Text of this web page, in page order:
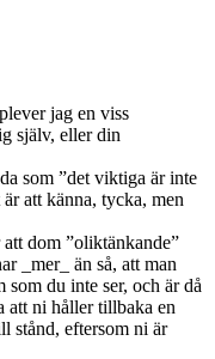
jag en viss
själv, eller din
som ”det viktiga är inte
att känna, tycka, men
dom ”oliktänkande”
_mer_ än så, att man
du inte ser, och är då
att ni håller tillbaka en
stånd, eftersom ni är